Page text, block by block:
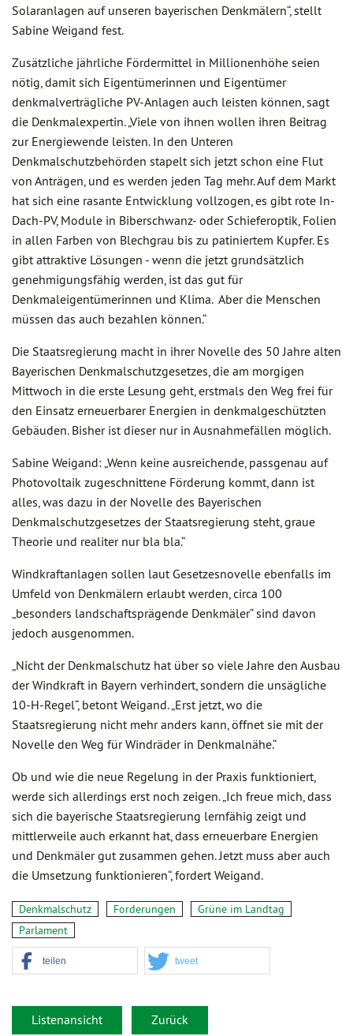
Solaranlagen auf unseren bayerischen Denkmälern“, stellt
Sabine Weigand fest.
Zusätzliche jährliche Fördermittel in Millionenhöhe seien
nötig, damit sich Eigentümerinnen und Eigentümer
denkmalverträgliche PV-Anlagen auch leisten können, sagt
die Denkmalexpertin. „Viele von ihnen wollen ihren Beitrag
zur Energiewende leisten. In den Unteren
Denkmalschutzbehörden stapelt sich jetzt schon eine Flut
von Anträgen, und es werden jeden Tag mehr. Auf dem Markt
hat sich eine rasante Entwicklung vollzogen, es gibt rote In-
Dach-PV, Module in Biberschwanz- oder Schieferoptik, Folien
in allen Farben von Blechgrau bis zu patiniertem Kupfer. Es
gibt attraktive Lösungen - wenn die jetzt grundsätzlich
genehmigungsfähig werden, ist das gut für
Denkmaleigentümerinnen und Klima. Aber die Menschen
müssen das auch bezahlen können.“
Die Staatsregierung macht in ihrer Novelle des 50 Jahre alten
Bayerischen Denkmalschutzgesetzes, die am morgigen
Mittwoch in die erste Lesung geht, erstmals den Weg frei für
den Einsatz erneuerbarer Energien in denkmalgeschützten
Gebäuden. Bisher ist dieser nur in Ausnahmefällen möglich.
Sabine Weigand: „Wenn keine ausreichende, passgenau auf
Photovoltaik zugeschnittene Förderung kommt, dann ist
alles, was dazu in der Novelle des Bayerischen
Denkmalschutzgesetzes der Staatsregierung steht, graue
Theorie und realiter nur bla bla.“
Windkraftanlagen sollen laut Gesetzesnovelle ebenfalls im
Umfeld von Denkmälern erlaubt werden, circa 100
„besonders landschaftsprägende Denkmäler“ sind davon
jedoch ausgenommen.
„Nicht der Denkmalschutz hat über so viele Jahre den Ausbau
der Windkraft in Bayern verhindert, sondern die unsägliche
10-H-Regel“, betont Weigand. „Erst jetzt, wo die
Staatsregierung nicht mehr anders kann, öffnet sie mit der
Novelle den Weg für Windräder in Denkmalnähe.“
Ob und wie die neue Regelung in der Praxis funktioniert,
werde sich allerdings erst noch zeigen. „Ich freue mich, dass
sich die bayerische Staatsregierung lernfähig zeigt und
mittlerweile auch erkannt hat, dass erneuerbare Energien
und Denkmäler gut zusammen gehen. Jetzt muss aber auch
die Umsetzung funktionieren“, fordert Weigand.
Denkmalschutz Forderungen
Grüne im Landtag
Parlament
teilen tweet
Listenansicht Zurück